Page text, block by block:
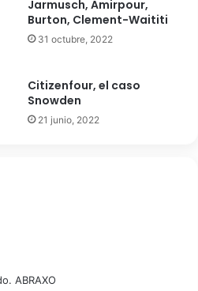
Jarmusch, Amirpour,
Burton, Clement-Waititi
31 octubre, 2022
Citizenfour, el caso
Snowden
21 junio, 2022
ABRAXO